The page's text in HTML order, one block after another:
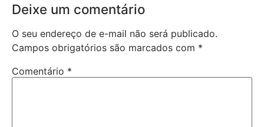
Deixe um comentário
O seu endereço de e-mail não será publicado.
Campos obrigatórios são marcados com *
Comentário *